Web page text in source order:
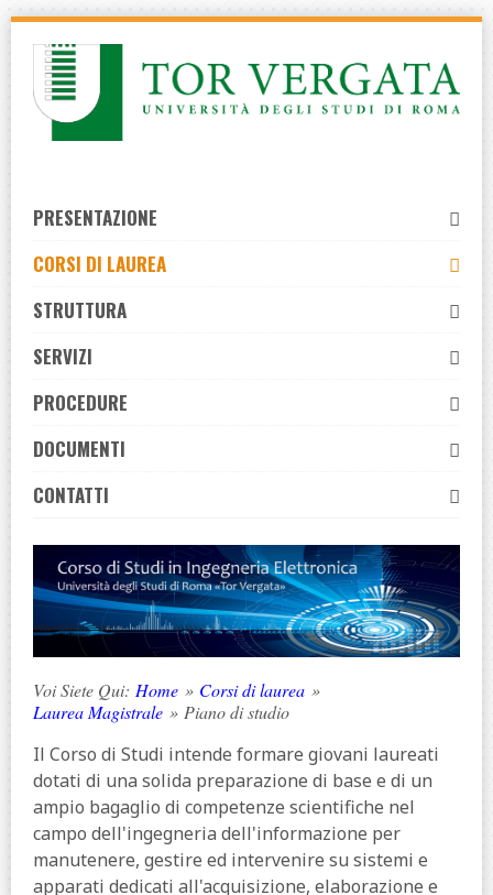
navigation
Skip
PRESENTAZIONE
CORSI DI LAUREA
STRUTTURA
SERVIZI
PROCEDURE
DOCUMENTI
CONTATTI
Voi Siete Qui: Home » Corsi di laurea »
Laurea Magistrale » Piano di studio
Il Corso di Studi intende formare giovani laureati
dotati di una solida preparazione di base e di un
ampio bagaglio di competenze scientifiche nel
campo dell'ingegneria dell'informazione per
manutenere, gestire ed intervenire su sistemi e
apparati dedicati all'acquisizione, elaborazione e